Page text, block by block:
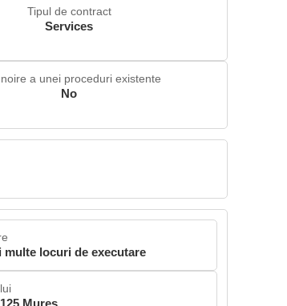
Tipul de contract
Services
a unei proceduri existente
No
multe locuri de executare
Mureş